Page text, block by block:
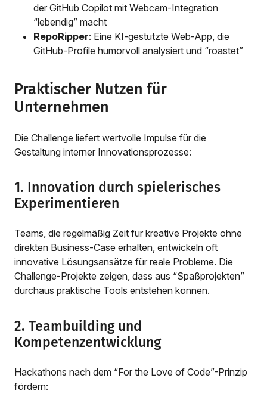
der GitHub Copilot mit Webcam-Integration
“lebendig” macht
RepoRipper: Eine KI-gestützte Web-App, die
GitHub-Profile humorvoll analysiert und “roastet”
Praktischer Nutzen für
Unternehmen
Die Challenge liefert wertvolle Impulse für die
Gestaltung interner Innovationsprozesse:
1. Innovation durch spielerisches
Experimentieren
Teams, die regelmäßig Zeit für kreative Projekte ohne
direkten Business-Case erhalten, entwickeln oft
innovative Lösungsansätze für reale Probleme. Die
Challenge-Projekte zeigen, dass aus “Spaßprojekten”
durchaus praktische Tools entstehen können.
2. Teambuilding und
Kompetenzentwicklung
Hackathons nach dem “For the Love of Code”-Prinzip
fördern: